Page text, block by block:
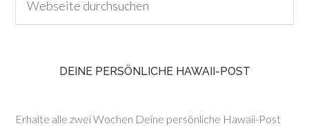
DEINE PERSÖNLICHE HAWAII-POST
Erhalte alle zwei Wochen Deine persönliche Hawaii-Post